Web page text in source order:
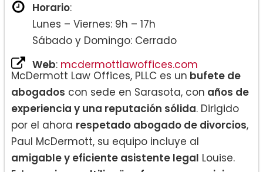
Horario:
Lunes – Viernes: 9h – 17h
Sábado y Domingo: Cerrado
Web: mcdermottlawoffices.com
McDermott Law Offices, PLLC es un bufete de
abogados con sede en Sarasota, con años de
experiencia y una reputación sólida. Dirigido
por el ahora respetado abogado de divorcios,
Paul McDermott, su equipo incluye al
amigable y eficiente asistente legal Louise.